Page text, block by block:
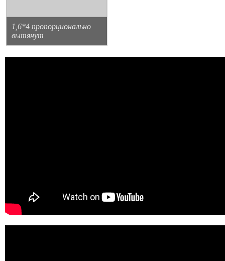
1,6*4 пропорционально
вытянут